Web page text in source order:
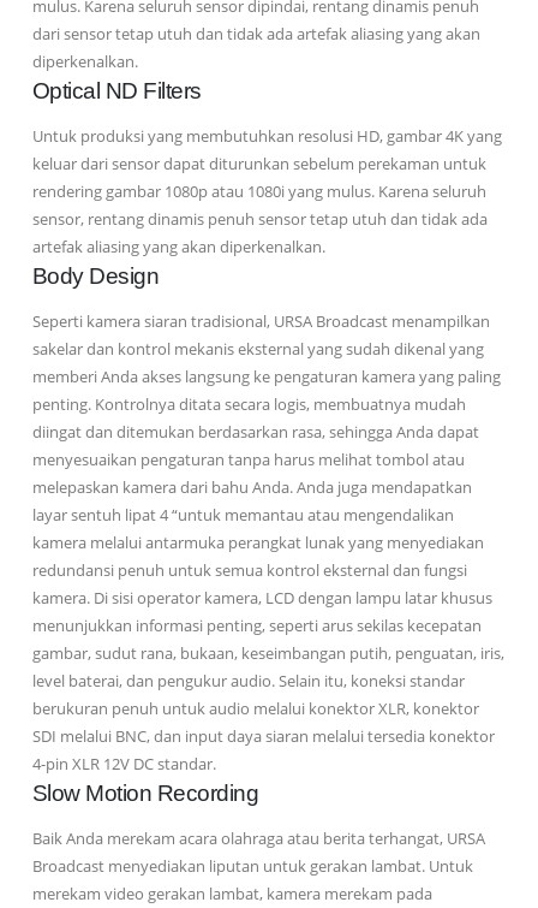
mulus. Karena seluruh sensor dipindai, rentang dinamis penuh
dari sensor tetap utuh dan tidak ada artefak aliasing yang akan
diperkenalkan.
Optical ND Filters
Untuk produksi yang membutuhkan resolusi HD, gambar 4K yang
keluar dari sensor dapat diturunkan sebelum perekaman untuk
rendering gambar 1080p atau 1080i yang mulus. Karena seluruh
sensor, rentang dinamis penuh sensor tetap utuh dan tidak ada
artefak aliasing yang akan diperkenalkan.
Body Design
Seperti kamera siaran tradisional, URSA Broadcast menampilkan
sakelar dan kontrol mekanis eksternal yang sudah dikenal yang
memberi Anda akses langsung ke pengaturan kamera yang paling
penting. Kontrolnya ditata secara logis, membuatnya mudah
diingat dan ditemukan berdasarkan rasa, sehingga Anda dapat
menyesuaikan pengaturan tanpa harus melihat tombol atau
melepaskan kamera dari bahu Anda. Anda juga mendapatkan
layar sentuh lipat 4 “untuk memantau atau mengendalikan
kamera melalui antarmuka perangkat lunak yang menyediakan
redundansi penuh untuk semua kontrol eksternal dan fungsi
kamera. Di sisi operator kamera, LCD dengan lampu latar khusus
menunjukkan informasi penting, seperti arus sekilas kecepatan
gambar, sudut rana, bukaan, keseimbangan putih, penguatan, iris,
level baterai, dan pengukur audio. Selain itu, koneksi standar
berukuran penuh untuk audio melalui konektor XLR, konektor
SDI melalui BNC, dan input daya siaran melalui tersedia konektor
4-pin XLR 12V DC standar.
Slow Motion Recording
Baik Anda merekam acara olahraga atau berita terhangat, URSA
Broadcast menyediakan liputan untuk gerakan lambat. Untuk
merekam video gerakan lambat, kamera merekam pada